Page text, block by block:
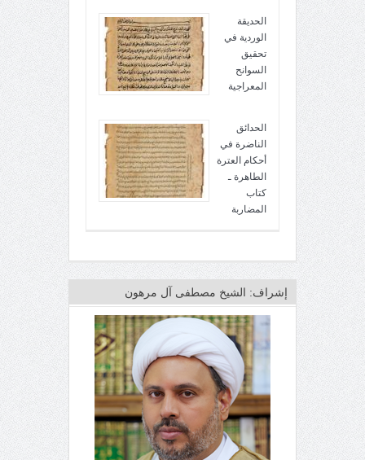
الحديقة
الوردية في
تحقيق
السوانح
المعراجية
الحدائق
الناضرة في
أحكام العترة
الطاهرة ـ
كتاب
المضاربة
إشراف: الشيخ مصطفى آل مرهون